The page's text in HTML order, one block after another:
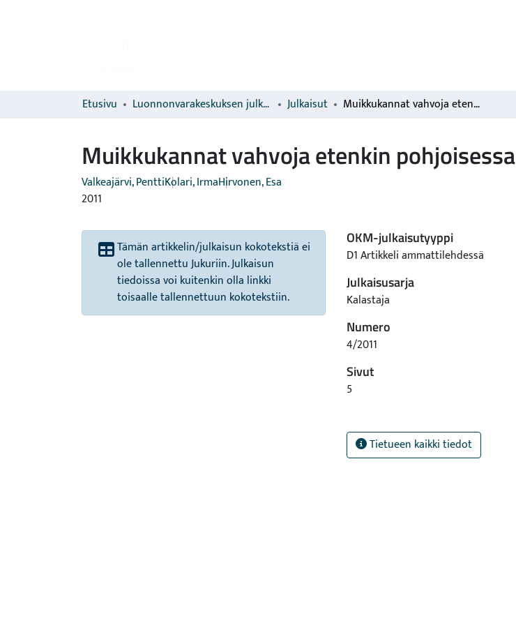
Etusivu Luonnonvarakeskuksen julkaisut Julkaisut Muikkukannat vahvoja etenkin pohjoisessa
Muikkukannat vahvoja etenkin pohjoisessa
Valkeajärvi, PenttiKolari, IrmaHirvonen, Esa
2011
Tämän artikkelin/julkaisun kokotekstiä ei
ole tallennettu Jukuriin. Julkaisun
tiedoissa voi kuitenkin olla linkki
toisaalle tallennettuun kokotekstiin.
OKM-julkaisutyyppi
D1 Artikkeli ammattilehdessä
Julkaisusarja
Kalastaja
Numero
4/2011
Sivut
5
Tietueen kaikki tiedot